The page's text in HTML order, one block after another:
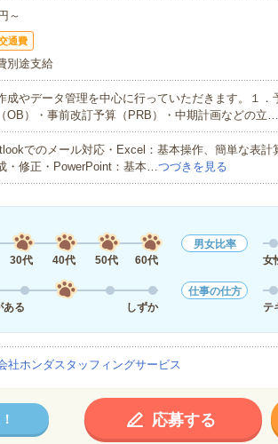
～
通費
別途支給
成やデータ管理を中心に行っていただきます。１
OB）・事前改訂予算（PRB）・中期計画などの立…
でのメール対応・Excel：基本操作、簡単な表
・修正・PowerPoint：基本…つづきを見る
30代 40代 50代 60代
男女比率
女
ある
しずか
仕事の仕方
テ
社ホンダスタッフィングサービス
応募する